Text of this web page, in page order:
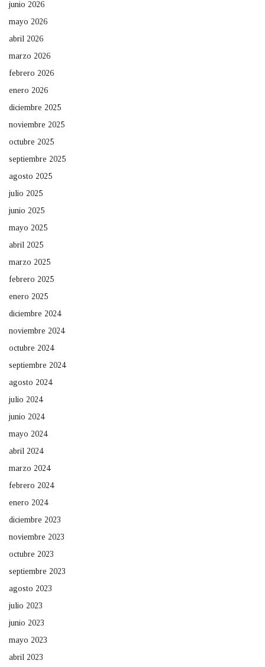
junio 2026
mayo 2026
abril 2026
marzo 2026
febrero 2026
enero 2026
diciembre 2025
noviembre 2025
octubre 2025
septiembre 2025
agosto 2025
julio 2025
junio 2025
mayo 2025
abril 2025
marzo 2025
febrero 2025
enero 2025
diciembre 2024
noviembre 2024
octubre 2024
septiembre 2024
agosto 2024
julio 2024
junio 2024
mayo 2024
abril 2024
marzo 2024
febrero 2024
enero 2024
diciembre 2023
noviembre 2023
octubre 2023
septiembre 2023
agosto 2023
julio 2023
junio 2023
mayo 2023
abril 2023